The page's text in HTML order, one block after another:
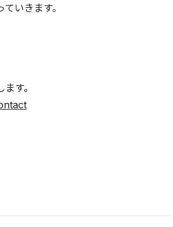
いきます。
す。